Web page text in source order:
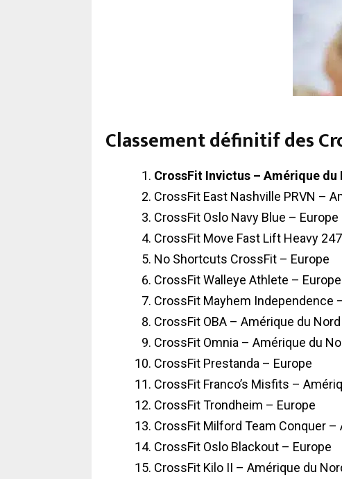
Classement définitif des
CrossFit Invictus – Amérique du
CrossFit East Nashville PRVN –
CrossFit Oslo Navy Blue – Europe
CrossFit Move Fast Lift Heavy
No Shortcuts CrossFit – Europe
CrossFit Walleye Athlete – Europe
CrossFit Mayhem Independence
CrossFit OBA – Amérique du
CrossFit Omnia – Amérique du
CrossFit Prestanda – Europe
CrossFit Franco’s Misfits –
CrossFit Trondheim – Europe
CrossFit Milford Team Conquer –
CrossFit Oslo Blackout – Europe
CrossFit Kilo II – Amérique du